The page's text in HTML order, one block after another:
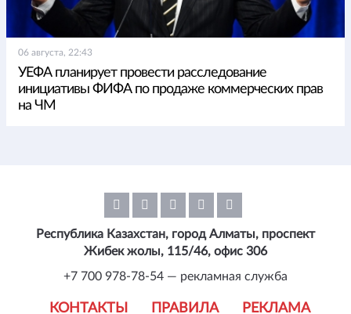
06 августа, 22:43
УЕФА планирует провести расследование
инициативы ФИФА по продаже коммерческих прав
на ЧМ
КОНТАКТЫ ПРАВИЛА РЕКЛАМА
Республика Казахстан, город Алматы, проспект
Жибек жолы, 115/46, офис 306
+7 700 978-78-54 — рекламная служба